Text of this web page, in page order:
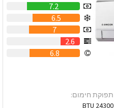
7.2
6.5
7
2.6
6.8
תפוקת חימום:
24300 BTU